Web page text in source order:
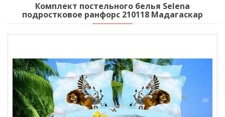
Комплект постельного белья Selena
подростковое ранфорс 210118 Мадагаскар